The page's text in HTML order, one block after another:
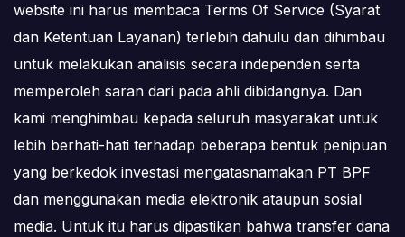
website ini harus membaca Terms Of Service (Syarat
dan Ketentuan Layanan) terlebih dahulu dan dihimbau
untuk melakukan analisis secara independen serta
memperoleh saran dari pada ahli dibidangnya. Dan
kami menghimbau kepada seluruh masyarakat untuk
lebih berhati-hati terhadap beberapa bentuk penipuan
yang berkedok investasi mengatasnamakan PT BPF
dan menggunakan media elektronik ataupun sosial
media. Untuk itu harus dipastikan bahwa transfer dana